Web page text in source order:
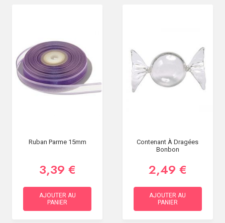
Ruban Parme 15mm
3,39 €
AJOUTER AU
PANIER
Contenant À Dragées
Bonbon
2,49 €
AJOUTER AU
PANIER